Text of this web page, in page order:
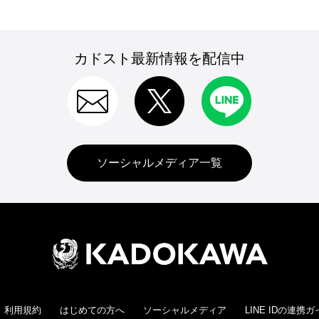
カドスト最新情報を配信中
ソーシャルメディア一覧
利用規約 はじめての方へ ソーシャルメディア LINE IDの連携ガ